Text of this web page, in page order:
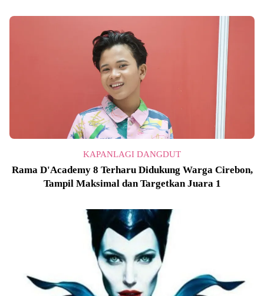
KAPANLAGI DANGDUT
Rama D'Academy 8 Terharu Didukung Warga Cirebon,
Tampil Maksimal dan Targetkan Juara 1